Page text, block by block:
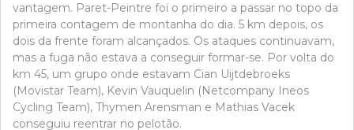
vantagem. Paret-Peintre foi o primeiro a passar no topo da
primeira contagem de montanha do dia. 5 km depois, os
dois da frente foram alcançados. Os ataques continuavam,
mas a fuga não estava a conseguir formar-se. Por volta do
km 45, um grupo onde estavam Cian Uijtdebroeks
(Movistar Team), Kevin Vauquelin (Netcompany Ineos
Cycling Team), Thymen Arensman e Mathias Vacek
conseguiu reentrar no pelotão.